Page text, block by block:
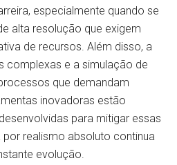
especialmente quando se
alta resolução que exigem
de recursos. Além disso, a
complexas e a simulação de
que demandam
inovadoras estão
para mitigar essas
realismo absoluto continua
evolução.